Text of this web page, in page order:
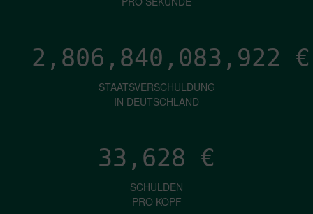
2,806,840,087,307 €
STAATSVERSCHULDUNG
IN DEUTSCHLAND
33,628 €
SCHULDEN
PRO KOPF